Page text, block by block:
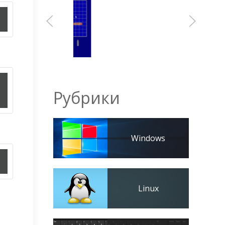
Рубрики
Windows
Linux